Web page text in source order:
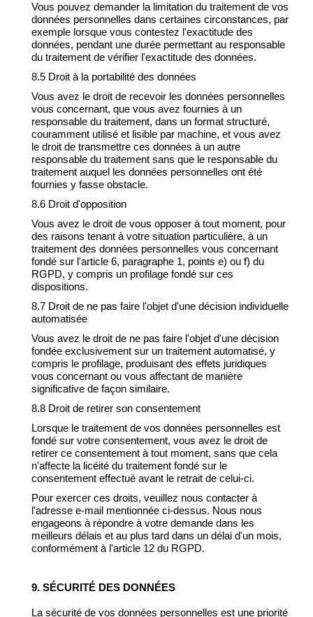
Vous pouvez demander la limitation du traitement de vos
données personnelles dans certaines circonstances, par
exemple lorsque vous contestez l'exactitude des
données, pendant une durée permettant au responsable
du traitement de vérifier l'exactitude des données.
8.5 Droit à la portabilité des données
Vous avez le droit de recevoir les données personnelles
vous concernant, que vous avez fournies à un
responsable du traitement, dans un format structuré,
couramment utilisé et lisible par machine, et vous avez
le droit de transmettre ces données à un autre
responsable du traitement sans que le responsable du
traitement auquel les données personnelles ont été
fournies y fasse obstacle.
8.6 Droit d'opposition
Vous avez le droit de vous opposer à tout moment, pour
des raisons tenant à votre situation particulière, à un
traitement des données personnelles vous concernant
fondé sur l'article 6, paragraphe 1, points e) ou f) du
RGPD, y compris un profilage fondé sur ces
dispositions.
8.7 Droit de ne pas faire l'objet d'une décision individuelle
automatisée
Vous avez le droit de ne pas faire l'objet d'une décision
fondée exclusivement sur un traitement automatisé, y
compris le profilage, produisant des effets juridiques
vous concernant ou vous affectant de manière
significative de façon similaire.
8.8 Droit de retirer son consentement
Lorsque le traitement de vos données personnelles est
fondé sur votre consentement, vous avez le droit de
retirer ce consentement à tout moment, sans que cela
n'affecte la licéité du traitement fondé sur le
consentement effectué avant le retrait de celui-ci.
Pour exercer ces droits, veuillez nous contacter à
l'adresse e-mail mentionnée ci-dessus. Nous nous
engageons à répondre à votre demande dans les
meilleurs délais et au plus tard dans un délai d'un mois,
conformément à l'article 12 du RGPD.
9. SÉCURITÉ DES DONNÉES
La sécurité de vos données personnelles est une priorité